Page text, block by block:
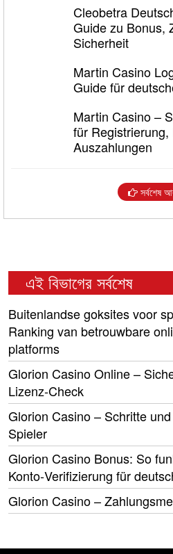
Cleobetra
Guide zu Bonus,
Sicherheit
Martin Casino
Guide für
Martin Casino –
für
Auszahlungen
সর্বশেষ
এই বিভাগের সর্বশেষ
Buitenlandse goksites voor
Ranking van betrouwbare
platforms
Glorion Casino Online –
Lizenz‑Check
Glorion Casino – Schritte
Spieler
Glorion Casino Bonus: So
Konto‑Verifizierung für
Glorion Casino –